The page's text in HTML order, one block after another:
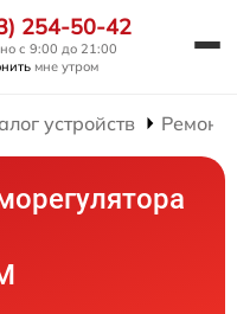
254-50-42
с 9:00 до 21:00
мне утром
устройств